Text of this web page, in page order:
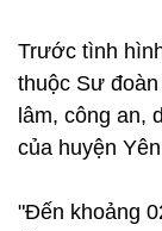
Trước tình
thuộc Sư
lâm, công an,
của huyện
"Đến khoảng